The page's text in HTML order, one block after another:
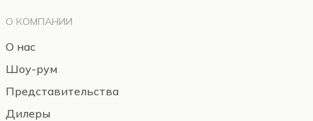
О КОМПАНИИ
О нас
Шоу-рум
Представительства
Дилеры